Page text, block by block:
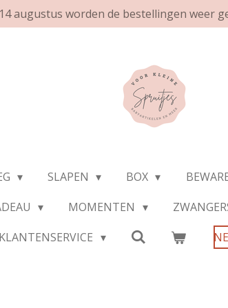
augustus worden de bestellingen
SLAPEN BOX
MOMENTEN
KLANTENSERVICE